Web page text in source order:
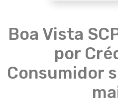
Boa Vista
por
Consumidor